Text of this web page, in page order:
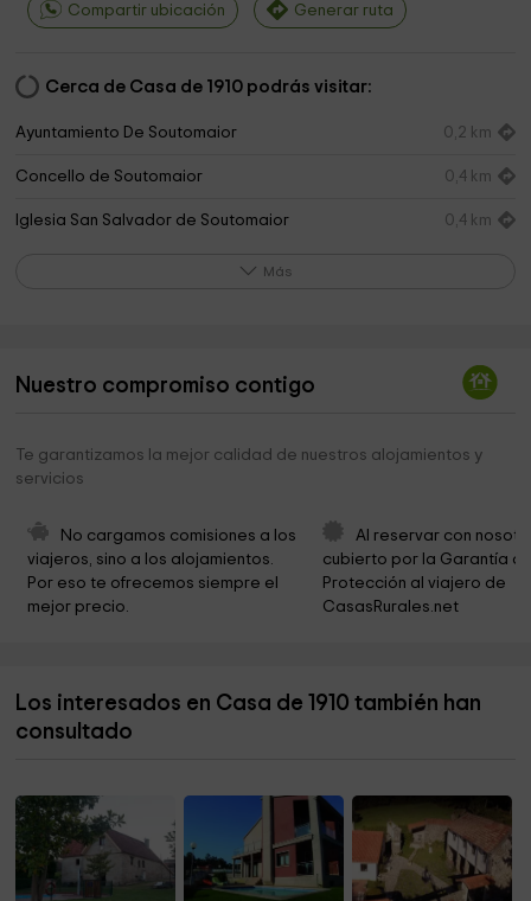
Compartir ubicación Generar ruta
Cerca de Casa de 1910 podrás visitar:
Ayuntamiento De Soutomaior 0,2 km
Concello de Soutomaior 0,4 km
Iglesia San Salvador de Soutomaior 0,4 km
Capilla Virgen Peña De Francia 2,4 km
Playa de Pontesampaio
A Landreira (San Xosé de Largavista)
Igrexa de Santa María de Ponte Sampaio
Born Aero 3,1 km
La Finca 3,3 km
Más
Nuestro compromiso contigo
Te garantizamos la mejor calidad de nuestros alojamientos y
servicios
No cargamos comisiones a los
viajeros, sino a los alojamientos.
Por eso te ofrecemos siempre el
mejor precio.
Al reservar con
cubierto por la Garantía
Protección al viajero de
CasasRurales.net
Los interesados en Casa de 1910 también han
consultado